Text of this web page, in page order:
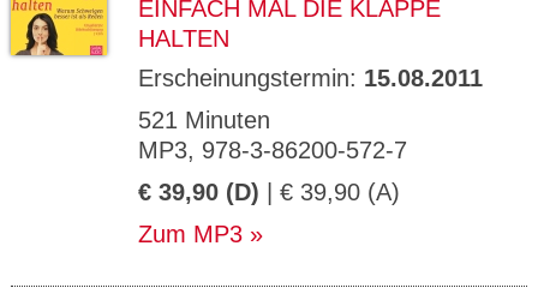
EINFACH MAL DIE KLAPPE
HALTEN
Erscheinungstermin: 15.08.2011
521 Minuten
MP3, 978-3-86200-572-7
€ 39,90 (D) | € 39,90 (A)
Zum MP3